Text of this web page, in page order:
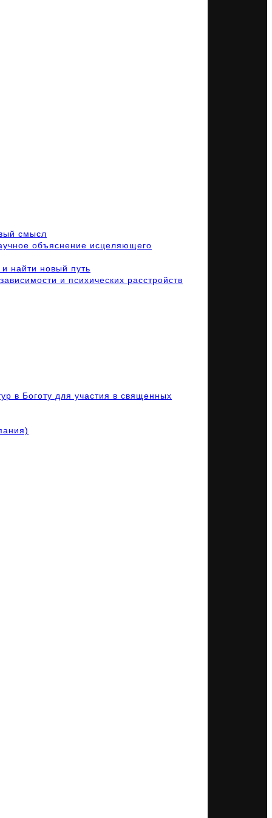
смысл
объяснение исцеляющего
найти новый путь
и психических расстройств
в Боготу для участия в священных